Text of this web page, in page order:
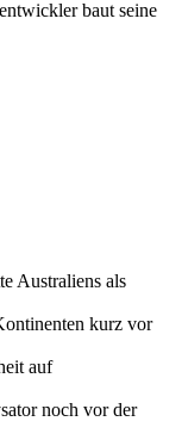
Australiens als
kurz vor
auf
noch vor der